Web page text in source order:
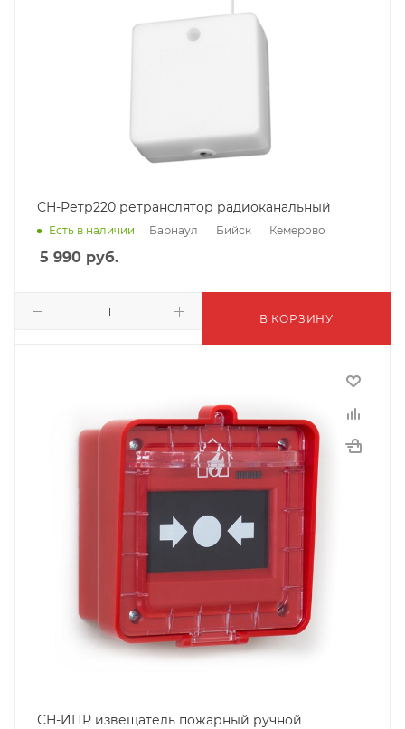
СН-Ретр220 ретранслятор радиоканальный
Есть в наличии Барнаул Бийск Кемерово
5 990 руб.
В КОРЗИНУ
СН-ИПР извещатель пожарный ручной